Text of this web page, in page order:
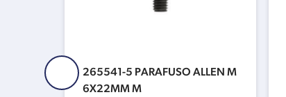
265541-5 PARAFUSO ALLEN M
6X22MM M